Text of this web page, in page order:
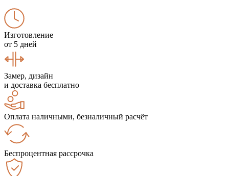
Изготовление
от 5 дней
Замер, дизайн
и доставка бесплатно
Оплата наличными, безналичный расчёт
Беспроцентная рассрочка